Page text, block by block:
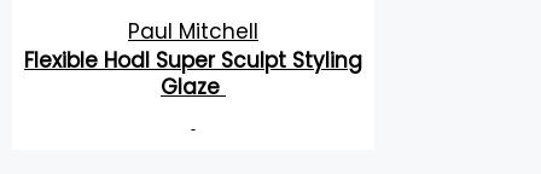
Paul Mitchell
Flexible Hodl Super Sculpt Styling
Glaze